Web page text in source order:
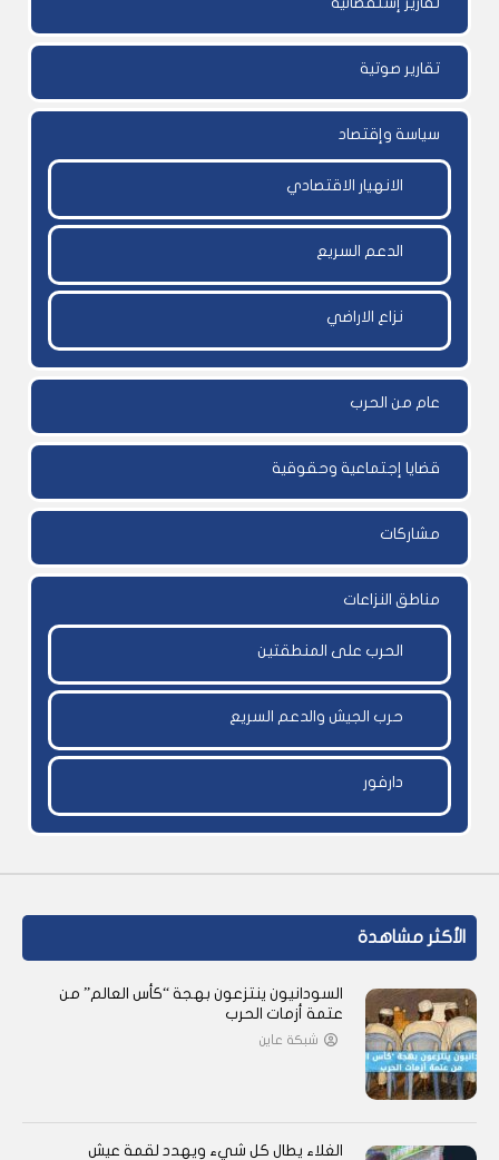
تقارير صوتية
سياسة وإقتصاد
الانهيار الاقتصادي
الدعم السريع
نزاع الاراضي
عام من الحرب
قضايا إجتماعية وحقوقية
مشاركات
مناطق النزاعات
الحرب على المنطقتين
حرب الجيش والدعم السريع
دارفور
الأكثر مشاهدة
السودانيون ينتزعون بهجة “كأس العالم” من
عتمة أزمات الحرب
شبكة عاين
الغلاء يطال كل شيء ويهدد لقمة عيش